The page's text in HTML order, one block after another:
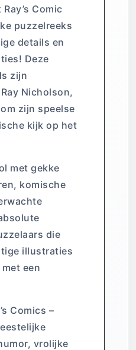
Comic
puzzelreeks
details en
Deze
zijn
Nicholson,
zijn speelse
kijk op het
met gekke
komische
die
illustraties
een
Comics –
vrolijke